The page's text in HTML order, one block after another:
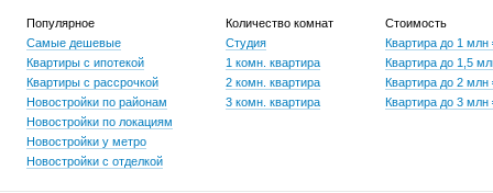
Популярное
Самые дешевые
Квартиры с ипотекой
Квартиры с рассрочкой
Новостройки по районам
Новостройки по локациям
Новостройки у метро
Новостройки с отделкой
Количество комнат
Студия
1 комн. квартира
2 комн. квартира
3 комн. квартира
Стоимость
Квартира до 1 млн
Квартира до 1,5
Квартира до 2 млн
Квартира до 3 млн